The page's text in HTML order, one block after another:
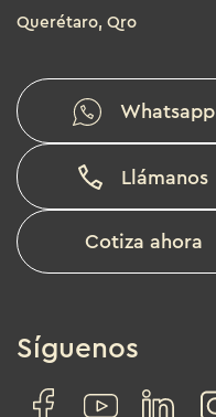
Querétaro, Qro
Whatsapp
Llámanos
Cotiza ahora
Síguenos